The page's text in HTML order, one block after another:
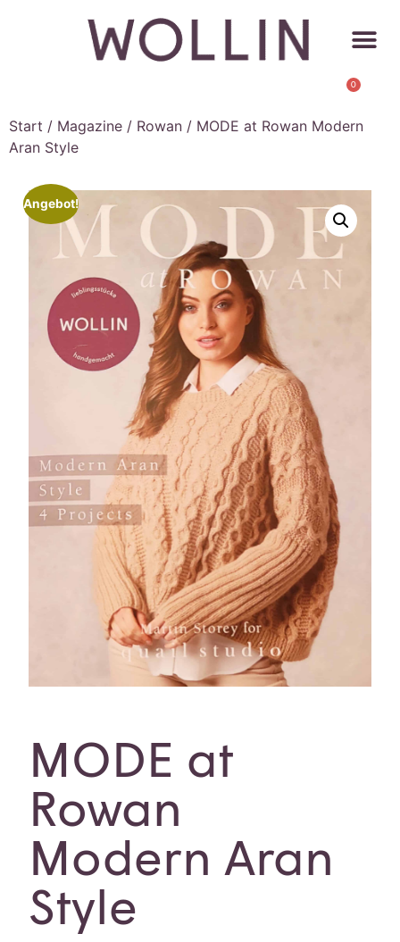
0
Start / Magazine / Rowan / MODE at Rowan Modern
Aran Style
Angebot!
MODE at
Rowan
Modern Aran
Style